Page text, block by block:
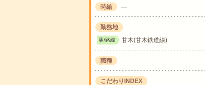
時給 ---
勤務地
駅/路線 甘木(甘木鉄道線)
職種 ---
こだわりINDEX